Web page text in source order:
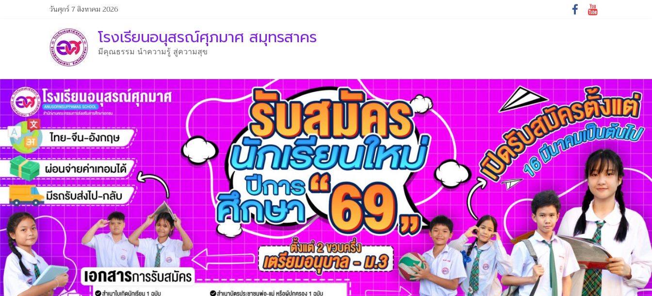
วันศุกร์ 7 สิงหาคม 2026
โรงเรียนอนุสรณ์ศุภมาศ สมุทรสาคร
มีคุณธรรม นำความรู้ สู่ความสุข